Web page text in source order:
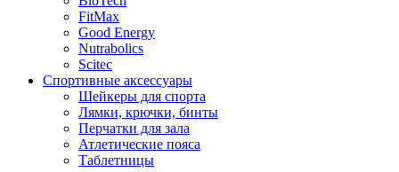
FitMax
Good Energy
Nutrabolics
Scitec
Спортивные аксессуары
Шейкеры для спорта
Лямки, крючки, бинты
Перчатки для зала
Атлетические пояса
Таблетницы